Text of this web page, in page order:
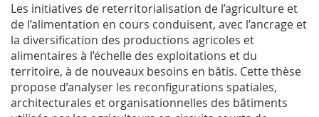
Les initiatives de reterritorialisation de l’agriculture et
de l’alimentation en cours conduisent, avec l’ancrage et
la diversification des productions agricoles et
alimentaires à l’échelle des exploitations et du
territoire, à de nouveaux besoins en bâtis. Cette thèse
propose d’analyser les reconfigurations spatiales,
architecturales et organisationnelles des bâtiments